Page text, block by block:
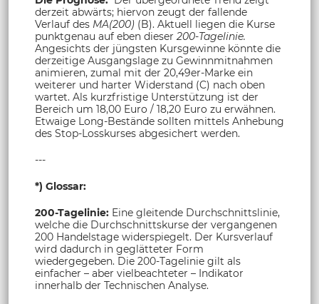
derzeit abwärts; hiervon zeugt der fallende
Verlauf des MA(200) (B). Aktuell liegen die Kurse
punktgenau auf eben dieser 200-Tagelinie.
Angesichts der jüngsten Kursgewinne könnte die
derzeitige Ausgangslage zu Gewinnmitnahmen
animieren, zumal mit der 20,49er-Marke ein
weiterer und harter Widerstand (C) nach oben
wartet. Als kurzfristige Unterstützung ist der
Bereich um 18,00 Euro / 18,20 Euro zu erwähnen.
Etwaige Long-Bestände sollten mittels Anhebung
des Stop-Losskurses abgesichert werden.
---
*) Glossar:
200-Tagelinie: Eine gleitende Durchschnittslinie,
welche die Durchschnittskurse der vergangenen
200 Handelstage widerspiegelt. Der Kursverlauf
wird dadurch in geglätteter Form
wiedergegeben. Die 200-Tagelinie gilt als
einfacher – aber vielbeachteter – Indikator
innerhalb der Technischen Analyse.